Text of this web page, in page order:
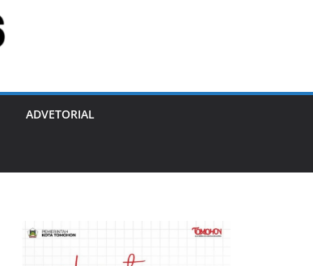
ADVETORIAL